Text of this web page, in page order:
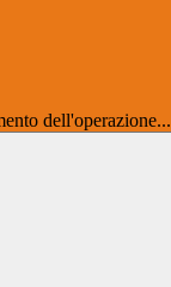
dell'operazione...